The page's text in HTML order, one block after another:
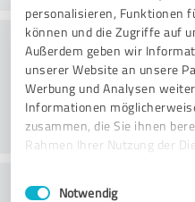
personalisieren, Funktionen
können und die Zugriffe auf
Außerdem geben wir
unserer Website an unsere
Werbung und Analysen
Informationen
zusammen, die Sie ihnen
Rahmen Ihrer Nutzung der
Impressum
Einwilligungsauswahl
Notwendig